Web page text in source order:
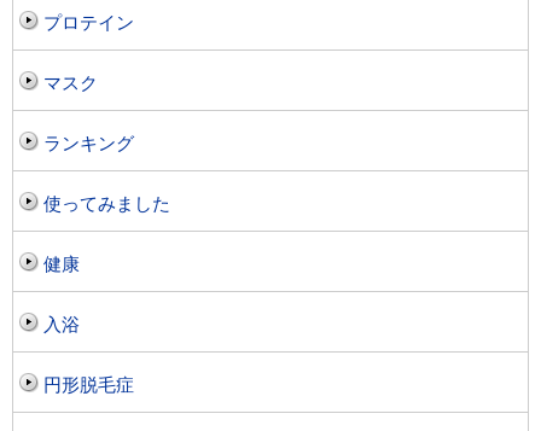
プロテイン
マスク
ランキング
使ってみました
健康
入浴
円形脱毛症